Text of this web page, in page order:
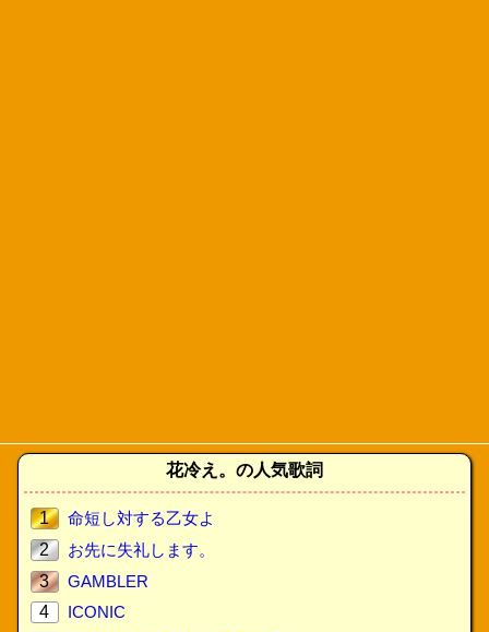
花冷え。の人気歌詞
1
命短し対する乙女よ
2
お先に失礼します。
3
GAMBLER
4
ICONIC